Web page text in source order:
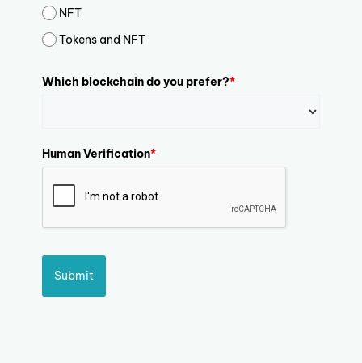
NFT
Tokens and NFT
Which blockchain do you prefer?*
Human Verification*
Submit